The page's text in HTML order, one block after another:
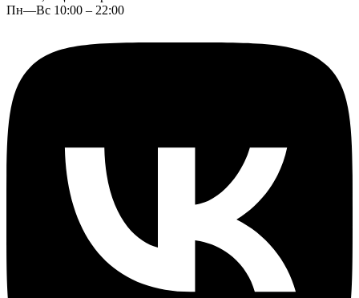
Пн—Вс 10:00 – 22:00